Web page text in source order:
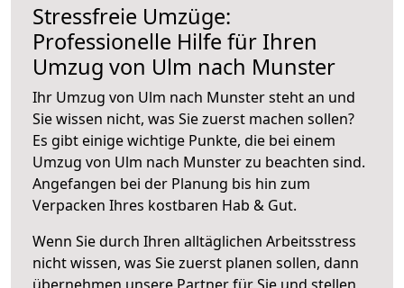
Stressfreie Umzüge:
Professionelle Hilfe für Ihren
Umzug von Ulm nach Munster
Ihr Umzug von Ulm nach Munster steht an und
Sie wissen nicht, was Sie zuerst machen sollen?
Es gibt einige wichtige Punkte, die bei einem
Umzug von Ulm nach Munster zu beachten sind.
Angefangen bei der Planung bis hin zum
Verpacken Ihres kostbaren Hab & Gut.
Wenn Sie durch Ihren alltäglichen Arbeitsstress
nicht wissen, was Sie zuerst planen sollen, dann